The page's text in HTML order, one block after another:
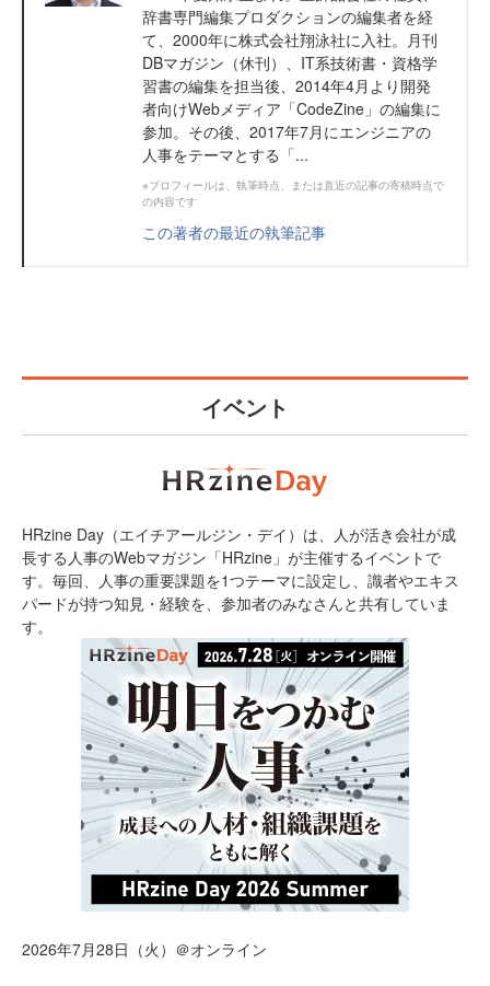
辞書専門編集プロダクションの編集者を経
て、2000年に株式会社翔泳社に入社。月刊
DBマガジン（休刊）、IT系技術書・資格学
習書の編集を担当後、2014年4月より開発
者向けWebメディア「CodeZine」の編集に
参加。その後、2017年7月にエンジニアの
人事をテーマとする「...
※プロフィールは、執筆時点、または直近の記事の寄稿時点で
の内容です
この著者の最近の執筆記事
イベント
HRzine Day（エイチアールジン・デイ）は、人が活き会社が成
長する人事のWebマガジン「HRzine」が主催するイベントで
す。毎回、人事の重要課題を1つテーマに設定し、識者やエキス
パードが持つ知見・経験を、参加者のみなさんと共有していま
す。
2026年7月28日（火）＠オンライン